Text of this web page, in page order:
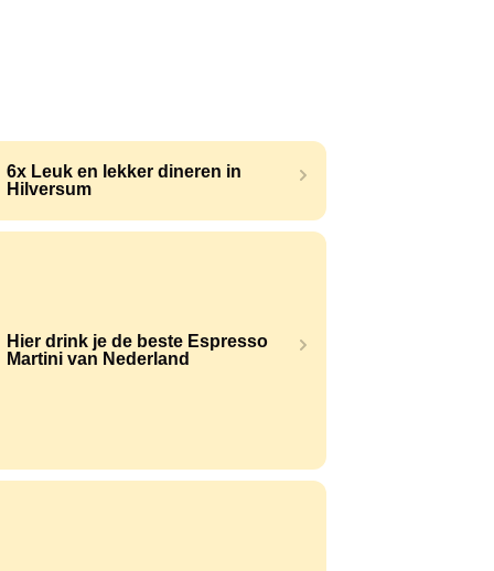
6x Leuk en lekker dineren in
Hilversum
Hier drink je de beste Espresso
Martini van Nederland